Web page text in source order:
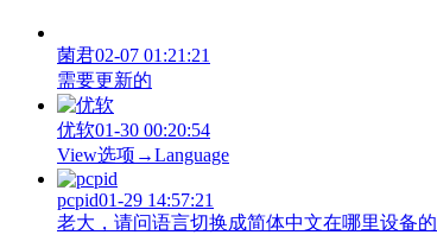
菌君02-07 01:21:21
需要更新的
优软01-30 00:20:54
View‌选项→Language
pcpid01-29 14:57:21
老大，请问语言切换成简体中文在哪里设备